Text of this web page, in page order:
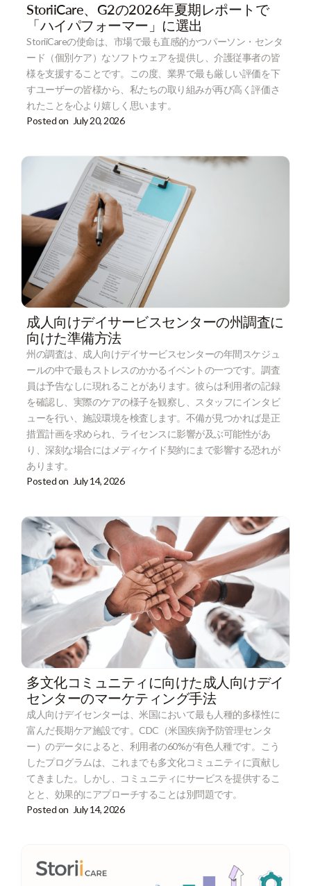
StoriiCare、G2の2026年夏期レポートで
「ハイパフォーマー」に選出
StoriiCareの使命は、市場で最も直感的かつパーソン・センタ
ード（個別ケア）なソフトウェアを提供し、介護従事者の皆
様を支援することです。この度、業界で最も厳しい評価を下
すユーザーの皆様から、私たちの取り組みが再び高く評価さ
れたことを心より嬉しく思います。
Posted on July 20, 2026
成人向けデイサービスセンターの州調査に
向けた準備方法
州の調査は、成人向けデイサービスセンターの年間スケジュ
ールの中で最もストレスのかかるイベントの一つです。調査
員は予告なしに現れることがあります。彼らは利用者の記録
を確認し、実際のケアの様子を観察し、スタッフにインタビ
ューを行い、施設環境を検査します。不備が見つかれば是正
措置計画を求められ、ライセンスに影響が及ぶ可能性があ
り、深刻な場合にはメディケイド契約にまで影響する恐れが
あります。
Posted on July 14, 2026
多文化コミュニティに向けた成人向けデイ
センターのマーケティング手法
成人向けデイセンターは、米国において最も人種的多様性に
富んだ長期ケア施設です。CDC（米国疾病予防管理センタ
ー）のデータによると、利用者の60%が有色人種です。こう
したプログラムは、これまでも多文化コミュニティに貢献し
てきました。しかし、コミュニティにサービスを提供するこ
とと、効果的にアプローチすることは別問題です。
Posted on July 14, 2026